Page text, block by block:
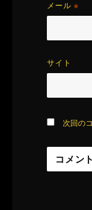
メール※
サイト
次回の